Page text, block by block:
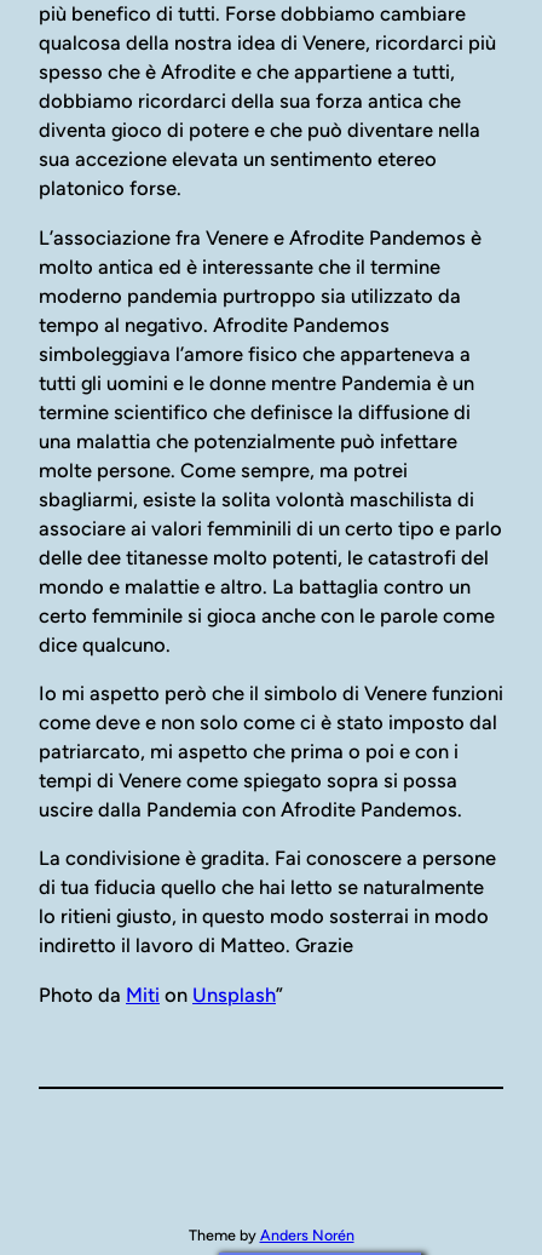
più benefico di tutti. Forse dobbiamo cambiare
qualcosa della nostra idea di Venere, ricordarci più
spesso che è Afrodite e che appartiene a tutti,
dobbiamo ricordarci della sua forza antica che
diventa gioco di potere e che può diventare nella
sua accezione elevata un sentimento etereo
platonico forse.
L’associazione fra Venere e Afrodite Pandemos è
molto antica ed è interessante che il termine
moderno pandemia purtroppo sia utilizzato da
tempo al negativo. Afrodite Pandemos
simboleggiava l’amore fisico che apparteneva a
tutti gli uomini e le donne mentre Pandemia è un
termine scientifico che definisce la diffusione di
una malattia che potenzialmente può infettare
molte persone. Come sempre, ma potrei
sbagliarmi, esiste la solita volontà maschilista di
associare ai valori femminili di un certo tipo e parlo
delle dee titanesse molto potenti, le catastrofi del
mondo e malattie e altro. La battaglia contro un
certo femminile si gioca anche con le parole come
dice qualcuno.
Io mi aspetto però che il simbolo di Venere funzioni
come deve e non solo come ci è stato imposto dal
patriarcato, mi aspetto che prima o poi e con i
tempi di Venere come spiegato sopra si possa
uscire dalla Pandemia con Afrodite Pandemos.
La condivisione è gradita. Fai conoscere a persone
di tua fiducia quello che hai letto se naturalmente
lo ritieni giusto, in questo modo sosterrai in modo
indiretto il lavoro di Matteo. Grazie
Photo da Miti on Unsplash”
Theme by Anders Norén